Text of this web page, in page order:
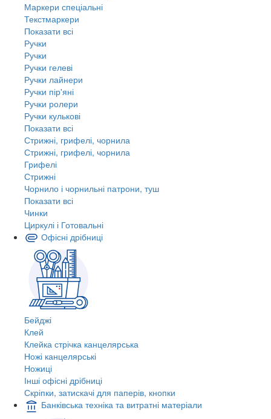
Маркери спеціальні
Текстмаркери
Показати всі
Ручки
Ручки
Ручки гелеві
Ручки лайнери
Ручки пір'яні
Ручки ролери
Ручки кулькові
Показати всі
Стрижні, грифелі, чорнила
Стрижні, грифелі, чорнила
Грифелі
Стрижні
Чорнило і чорнильні патрони, туш
Показати всі
Чинки
Циркулі і Готовальні
Офісні дрібниці
Бейджі
Клей
Клейка стрічка канцелярська
Ножі канцелярські
Ножиці
Інші офісні дрібниці
Скріпки, затискачі для паперів, кнопки
Банківська техніка та витратні матеріали